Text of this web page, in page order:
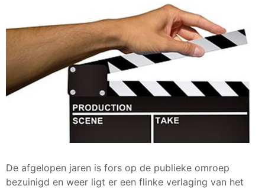
De afgelopen jaren is fors op de publieke omroep
bezuinigd en weer ligt er een flinke verlaging van het